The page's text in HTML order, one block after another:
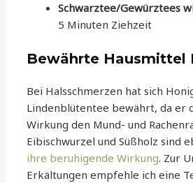
Schwarztee/Gewürztees
5 Minuten Ziehzeit
Bewährte Hausmittel
Bei Halsschmerzen hat sich
Lindenblütentee bewährt, da er
Wirkung den Mund- und
Eibischwurzel und Süßholz sind
ihre beruhigende Wirkung. Zur
Erkältungen empfehle ich eine